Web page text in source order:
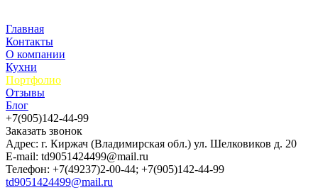
Главная
Контакты
О компании
Кухни
Портфолио
Отзывы
Блог
+7(905)142-44-99
Заказать звонок
Адрес: г. Киржач (Владимирская обл.) ул. Шелковиков д. 20
E-mail: td9051424499@mail.ru
Телефон: +7(49237)2-00-44; +7(905)142-44-99
td9051424499@mail.ru